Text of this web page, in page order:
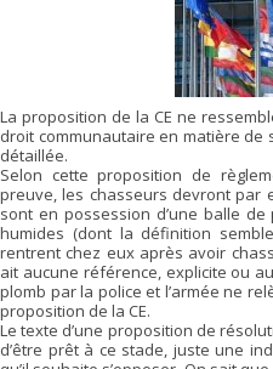
La proposition de la CE ne
droit communautaire en matière
détaillée.
Selon cette proposition de
preuve, les chasseurs devront par
sont en possession d’une balle
humides (dont la définition
rentrent chez eux après avoir
ait aucune référence, explicite ou
plomb par la police et l’armée ne
proposition de la CE.
Le texte d’une proposition de
d’être prêt à ce stade, juste une